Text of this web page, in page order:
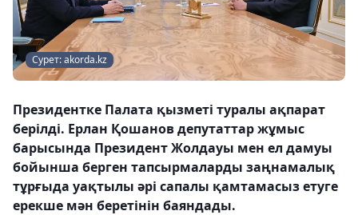
Сурет: akorda.kz
Президентке Палата қызметі туралы ақпарат
берілді. Ерлан Қошанов депутаттар жұмыс
барысында Президент Жолдауы мен ел дамуы
бойынша берген тапсырмаларды заңнамалық
тұрғыда уақтылы әрі сапалы қамтамасыз етуге
ерекше мән беретінін баяндады.